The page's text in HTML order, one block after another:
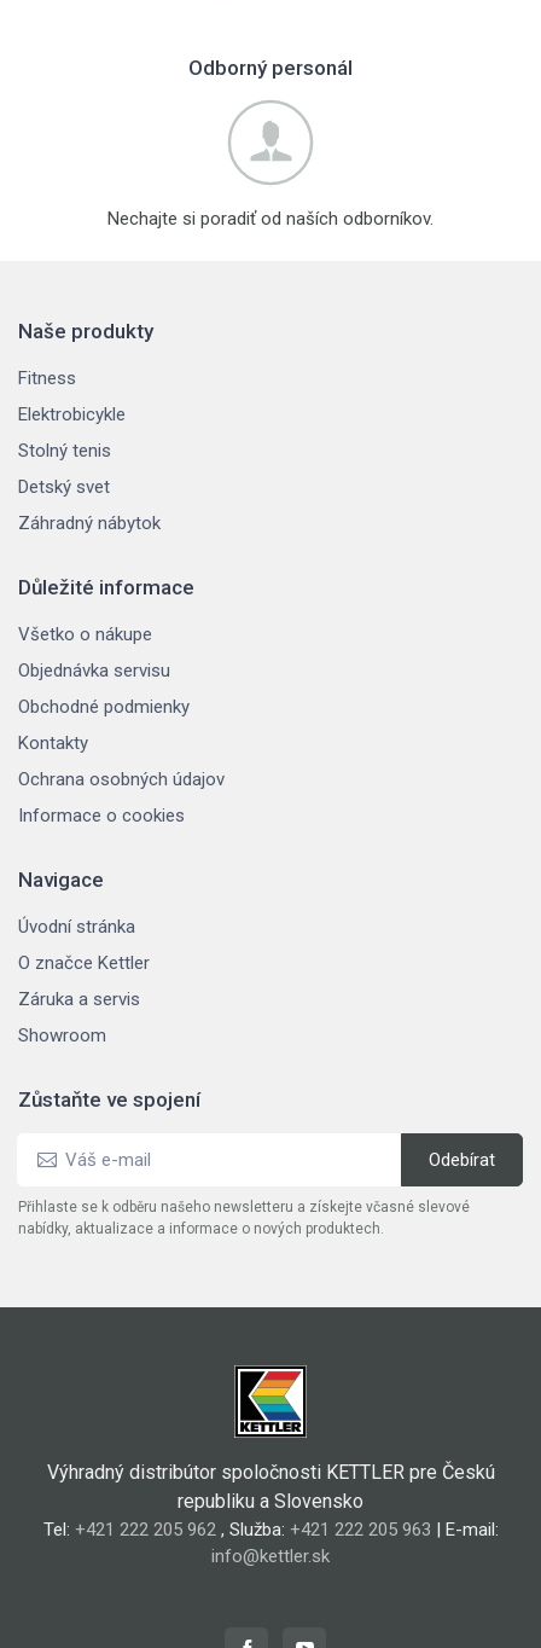
Odborný personál
Nechajte si poradiť od naších odborníkov.
Naše produkty
Fitness
Elektrobicykle
Stolný tenis
Detský svet
Záhradný nábytok
Důležité informace
Všetko o nákupe
Objednávka servisu
Obchodné podmienky
Kontakty
Ochrana osobných údajov
Informace o cookies
Navigace
Úvodní stránka
O značce Kettler
Záruka a servis
Showroom
Zůstaňte ve spojení
Přihlaste se k odběru našeho newsletteru a získejte včasné slevové
nabídky, aktualizace a informace o nových produktech.
Výhradný distribútor spoločnosti KETTLER pre Českú
republiku a Slovensko
Tel: +421 222 205 962, Služba: +421 222 205 963 | E-mail:
info@kettler.sk